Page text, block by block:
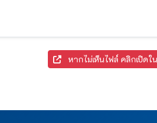
หากไม่เห็นไฟล์ คลิกเปิดใ